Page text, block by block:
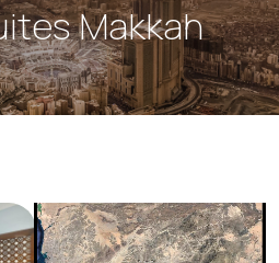
Makkah